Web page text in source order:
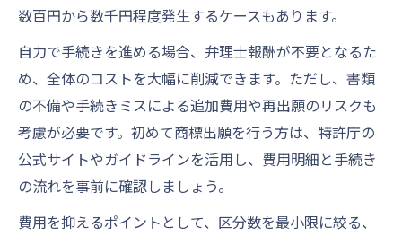
数百円から数千円程度発生するケースもあります。
自力で手続きを進める場合、弁理士報酬が不要となるた
め、全体のコストを大幅に削減できます。ただし、書類
の不備や手続きミスによる追加費用や再出願のリスクも
考慮が必要です。初めて商標出願を行う方は、特許庁の
公式サイトやガイドラインを活用し、費用明細と手続き
の流れを事前に確認しましょう。
費用を抑えるポイントとして、区分数を最小限に絞る、